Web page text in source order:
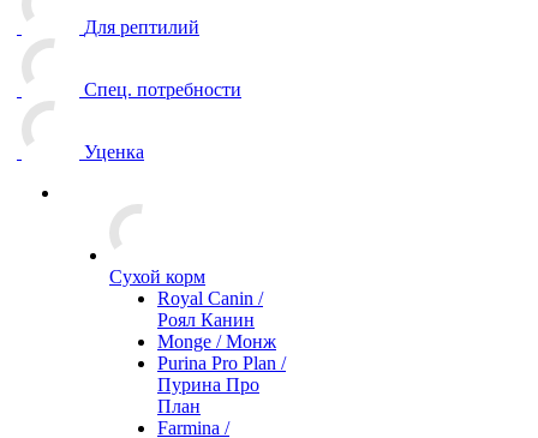
Для рептилий
Спец. потребности
Уценка
Сухой корм
Royal Canin /
Роял Канин
Monge / Монж
Purina Pro Plan /
Пурина Про
План
Farmina /